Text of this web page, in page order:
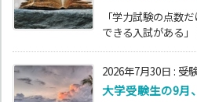
「学力試験の点数
できる入試がある
2026年7月30日 : 受
大学受験生の9月